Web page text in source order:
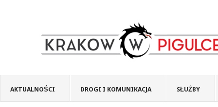
AKTUALNOŚCI DROGI I KOMUNIKACJA SŁUŻBY